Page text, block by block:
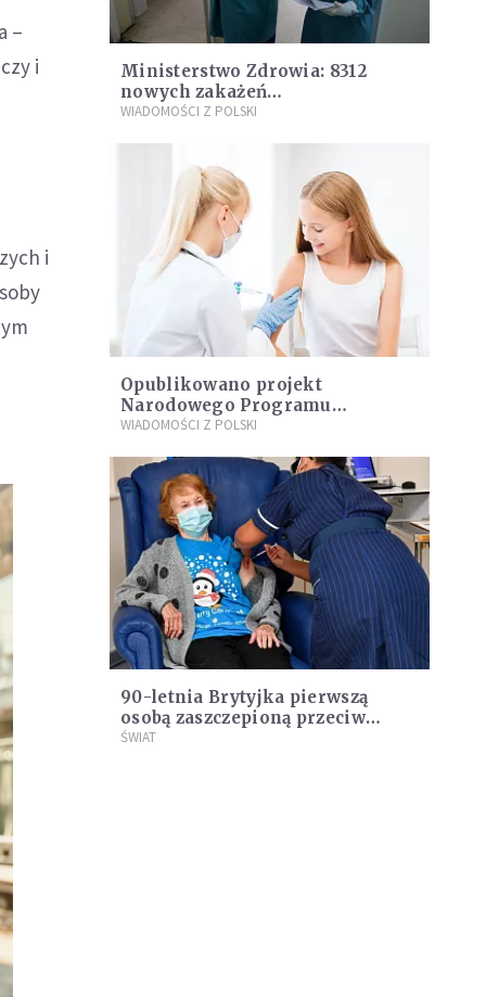
–
i
i
Ministerstwo Zdrowia: 8312
nowych zakażeń
koronawirusem, zmarło kolejne
WIADOMOŚCI Z POLSKI
Opublikowano projekt
Narodowego Programu
Szczepień przeciw COVID-19
WIADOMOŚCI Z POLSKI
90-letnia Brytyjka pierwszą
osobą zaszczepioną przeciw
Covid-19
ŚWIAT